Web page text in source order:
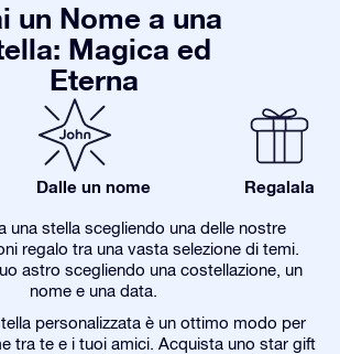
un Nome a una
Magica ed
Eterna
Dalle un nome Regalala
una stella scegliendo una delle nostre
regalo tra una vasta selezione di temi.
astro scegliendo una costellazione, un
nome e una data.
personalizzata è un ottimo modo per
tra te e i tuoi amici. Acquista uno star gift